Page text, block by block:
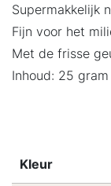
Supermakkelijk
Fijn voor het
Met de frisse
Inhoud: 25 gram
Kleur